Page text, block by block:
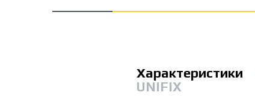
Характеристики
UNIFIX